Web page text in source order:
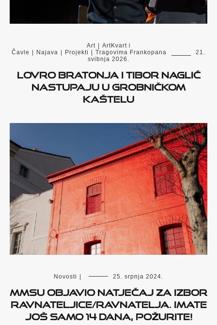
Art | ArtKvart i
Čavle | Najava | Projekti | Tragovima Frankopana
21.
svibnja 2026.
Lovro Bratonja i Tibor Naglić
nastupaju u grobničkom
Kaštelu
Novosti 25. srpnja 2024.
MMSU objavio natječaj za izbor
ravnateljice/ravnatelja. Imate
još samo 14 dana, požurite!